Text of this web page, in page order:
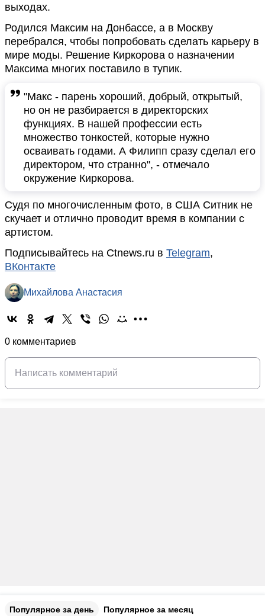
выходах.
Родился Максим на Донбассе, а в Москву
перебрался, чтобы попробовать сделать карьеру в
мире моды. Решение Киркорова о назначении
Максима многих поставило в тупик.
"Макс - парень хороший, добрый, открытый,
но он не разбирается в директорских
функциях. В нашей профессии есть
множество тонкостей, которые нужно
осваивать годами. А Филипп сразу сделал его
директором, что странно", - отмечало
окружение Киркорова.
Судя по многочисленным фото, в США Ситник не
скучает и отлично проводит время в компании с
артистом.
Подписывайтесь на Ctnews.ru в Telegram,
ВКонтакте
Михайлова Анастасия
0 комментариев
Популярное за день Популярное за месяц